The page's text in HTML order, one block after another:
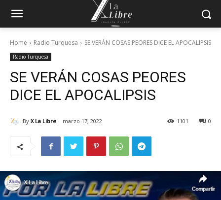
Home Radio Turquesa SE VERÁN COSAS PEORES DICE EL APOCALIPSIS
Radio Turquesa
SE VERÁN COSAS PEORES
DICE EL APOCALIPSIS
By X La Libre marzo 17, 2022 0
1101